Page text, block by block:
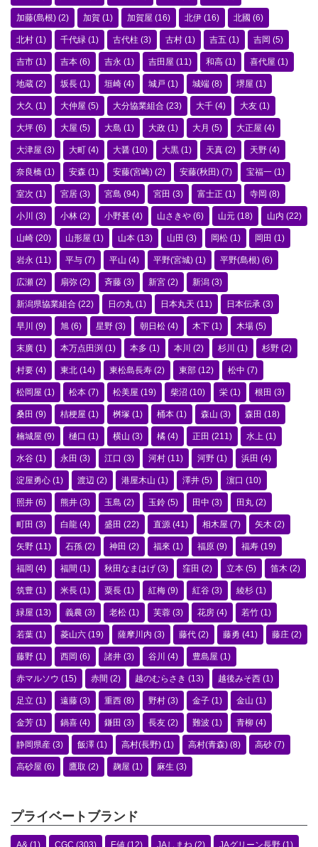
加藤(島根) (2) 加賀 (1) 加賀屋 (16) 北伊 (16) 北國 (6)
北村 (1) 千代緑 (1) 古代柱 (3) 古村 (1) 吉五 (1) 吉岡 (5)
吉市 (1) 吉本 (6) 吉永 (1) 吉田屋 (11) 和高 (1) 喜代屋 (1)
地蔵 (2) 坂長 (1) 垣崎 (4) 城戸 (1) 城端 (8) 堺屋 (1)
大久 (1) 大仲屋 (5) 大分協業組合 (23) 大千 (4) 大友 (1)
大坪 (6) 大屋 (5) 大島 (1) 大政 (1) 大月 (5) 大正屋 (4)
大津屋 (3) 大町 (4) 大醤 (10) 大黒 (1) 天真 (2) 天野 (4)
奈良橋 (1) 安森 (1) 安藤(宮崎) (2) 安藤(秋田) (7) 宝福一 (1)
室次 (1) 宮居 (3) 宮島 (94) 宮田 (3) 富士正 (1) 寺岡 (8)
小川 (3) 小林 (2) 小野甚 (4) 山さきや (6) 山元 (18) 山内 (22)
山崎 (20) 山形屋 (1) 山本 (13) 山田 (3) 岡松 (1) 岡田 (1)
岩永 (11) 平与 (7) 平山 (4) 平野(宮城) (1) 平野(島根) (6)
広瀬 (2) 扇弥 (2) 斉藤 (3) 新宮 (2) 新潟 (3)
新潟県協業組合 (22) 日の丸 (1) 日本丸天 (11) 日本伝承 (3)
早川 (9) 旭 (6) 星野 (3) 朝日松 (4) 木下 (1) 木場 (5)
末廣 (1) 本万点田渕 (1) 本多 (1) 本川 (2) 杉川 (1) 杉野 (2)
村要 (4) 東北 (14) 東松島長寿 (2) 東部 (12) 松中 (7)
松岡屋 (1) 松本 (7) 松美屋 (19) 柴沼 (10) 栄 (1) 根田 (3)
桑田 (9) 桔梗屋 (1) 桝塚 (1) 桶本 (1) 森山 (3) 森田 (18)
楠城屋 (9) 樋口 (1) 横山 (3) 橘 (4) 正田 (211) 水上 (1)
水谷 (1) 永田 (3) 江口 (3) 河村 (11) 河野 (1) 浜田 (4)
淀屋勇心 (1) 渡辺 (2) 港屋木山 (1) 澤井 (5) 濵口 (10)
照井 (6) 熊井 (3) 玉島 (2) 玉鈴 (5) 田中 (3) 田丸 (2)
町田 (3) 白龍 (4) 盛田 (22) 直源 (41) 相木屋 (7) 矢木 (2)
矢野 (11) 石孫 (2) 神田 (2) 福來 (1) 福原 (9) 福寿 (19)
福岡 (4) 福間 (1) 秋田なまはげ (3) 窪田 (2) 立本 (5) 笛木 (2)
筑豊 (1) 米長 (1) 粟長 (1) 紅梅 (9) 紅谷 (3) 綾杉 (1)
緑屋 (13) 義農 (3) 老松 (1) 芙蓉 (3) 花房 (4) 若竹 (1)
若葉 (1) 菱山六 (19) 薩摩川内 (3) 藤代 (2) 藤勇 (41) 藤庄 (2)
藤野 (1) 西岡 (6) 諸井 (3) 谷川 (4) 豊島屋 (1)
赤マルソウ (15) 赤間 (2) 越のむらさき (13) 越後みそ西 (1)
足立 (1) 遠藤 (3) 重西 (8) 野村 (3) 金子 (1) 金山 (1)
金芳 (1) 鍋喜 (4) 鎌田 (3) 長友 (2) 難波 (1) 青柳 (4)
静岡県産 (3) 飯澤 (1) 高村(長野) (1) 高村(青森) (8) 高砂 (7)
高砂屋 (6) 鷹取 (2) 麹屋 (1) 麻生 (3)
プライベートブランド